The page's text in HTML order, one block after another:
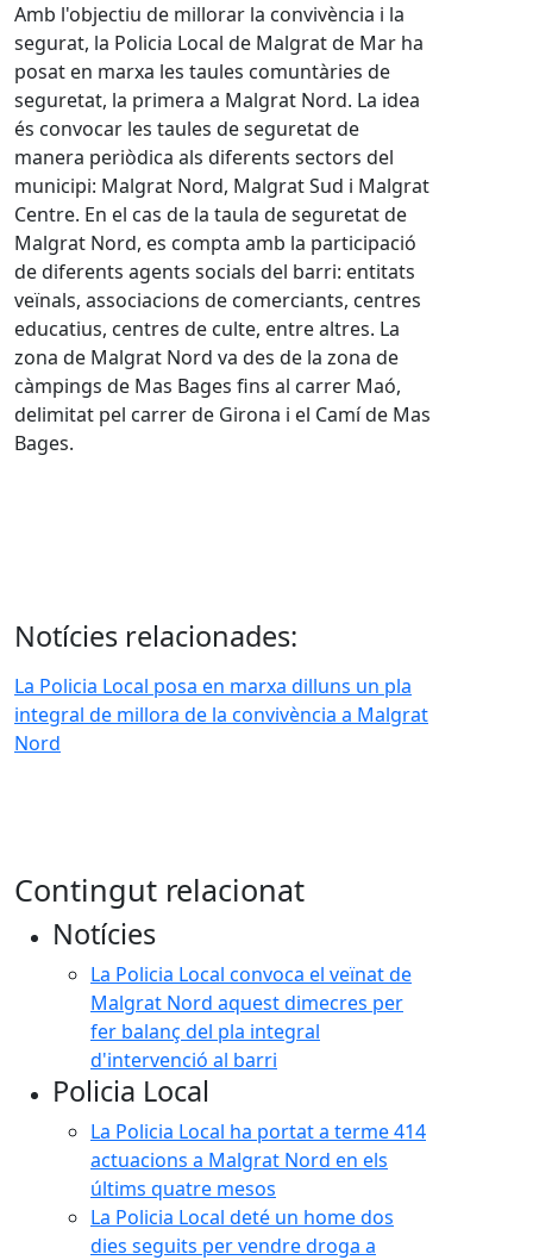
Amb l'objectiu de millorar la convivència i la
segurat, la Policia Local de Malgrat de Mar ha
posat en marxa les taules comuntàries de
seguretat, la primera a Malgrat Nord. La idea
és convocar les taules de seguretat de
manera periòdica als diferents sectors del
municipi: Malgrat Nord, Malgrat Sud i Malgrat
Centre. En el cas de la taula de seguretat de
Malgrat Nord, es compta amb la participació
de diferents agents socials del barri: entitats
veïnals, associacions de comerciants, centres
educatius, centres de culte, entre altres. La
zona de Malgrat Nord va des de la zona de
càmpings de Mas Bages fins al carrer Maó,
delimitat pel carrer de Girona i el Camí de Mas
Bages.
Notícies relacionades:
La Policia Local posa en marxa dilluns un pla
integral de millora de la convivència a Malgrat
Nord
Contingut relacionat
Notícies
La Policia Local convoca el veïnat de
Malgrat Nord aquest dimecres per
fer balanç del pla integral
d'intervenció al barri
Policia Local
La Policia Local ha portat a terme 414
actuacions a Malgrat Nord en els
últims quatre mesos
La Policia Local deté un home dos
dies seguits per vendre droga a